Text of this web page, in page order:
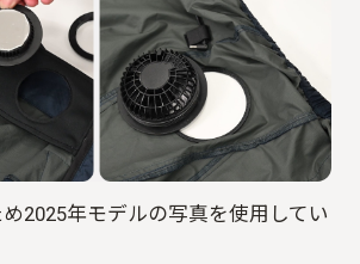
2025年モデルの写真を使用してい